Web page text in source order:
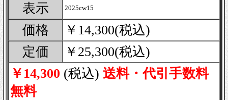
表示
2025cw15
価格
￥14,300(税込)
定価
￥25,300(税込)
￥14,300 (税込) 送料・代引手数料
無料